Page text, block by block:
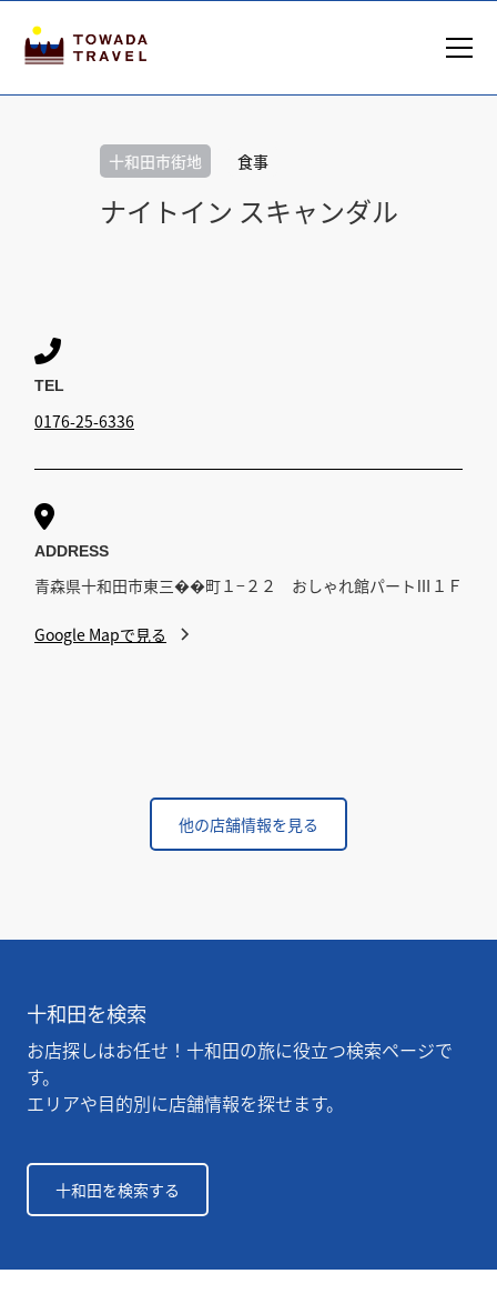
十和田市街地 食事
ナイトイン スキャンダル

TEL
0176-25-6336

ADDRESS
青森県十和田市東三��町１−２２ おしゃれ館パートⅢ１Ｆ
Google Mapで見る
他の店舗情報を見る
十和田を検索
お店探しはお任せ！十和田の旅に役立つ検索ページで
す。
エリアや目的別に店舗情報を探せます。
十和田を検索する